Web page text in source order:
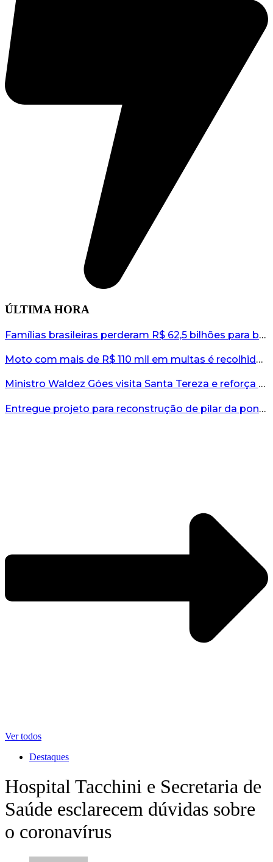
ÚLTIMA HORA
Famílias brasileiras perderam R$ 62,5 bilhões para bets em 2025, diz estudo...
Moto com mais de R$ 110 mil em multas é recolhida no interior do RS...
Ministro Waldez Góes visita Santa Tereza e reforça apoio federal à reconstrução do município...
Entregue projeto para reconstrução de pilar da ponte entre Encantado e Muçum...
Ver todos
Destaques
Hospital Tacchini e Secretaria de
Saúde esclarecem dúvidas sobre
o coronavírus